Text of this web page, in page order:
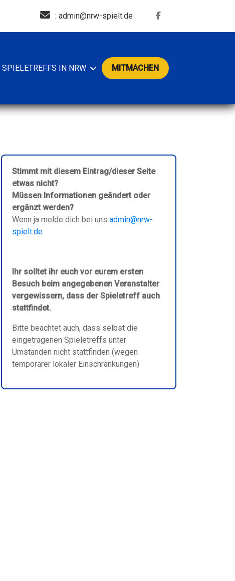
: admin@nrw-spielt.de
SPIELETREFFS IN NRW MITMACHEN
Stimmt mit diesem Eintrag/dieser Seite
etwas nicht?
Müssen Informationen geändert oder
ergänzt werden?
Wenn ja melde dich bei uns admin@nrw-
spielt.de
Ihr solltet ihr euch vor eurem ersten
Besuch beim angegebenen Veranstalter
vergewissern, dass der Spieletreff auch
stattfindet.
Bitte beachtet auch, dass selbst die
eingetragenen Spieletreffs unter
Umständen nicht stattfinden (wegen
temporärer lokaler Einschränkungen)